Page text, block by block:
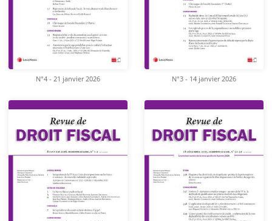
N°4 - 21 janvier 2026 N°3 - 14 janvier 2026